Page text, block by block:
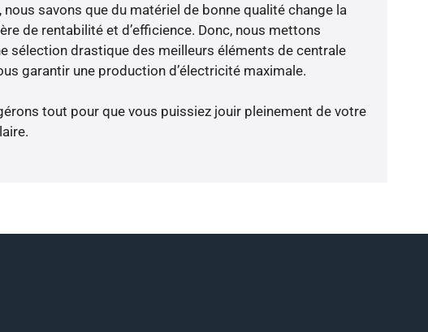
savons que du matériel de bonne qualité change la
de rentabilité et d’efficience. Donc, nous mettons
sélection drastique des meilleurs éléments de centrale
garantir une production d’électricité maximale.
tout pour que vous puissiez jouir pleinement de votre